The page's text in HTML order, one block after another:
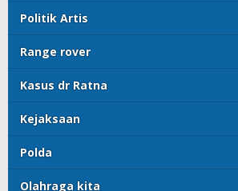
Politik Artis
Range rover
Kasus dr Ratna
Kejaksaan
Polda
Olahraga kita